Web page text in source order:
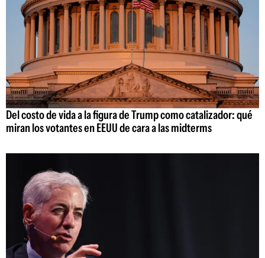
Del costo de vida a la figura de Trump como catalizador: qué
miran los votantes en EEUU de cara a las midterms